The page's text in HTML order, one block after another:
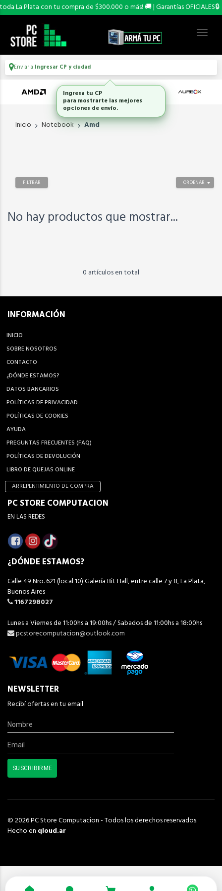
La Plata con tu compra de $300.000 o más! 🚚 | Garantías OFICIALES🔒
Enviar a Ingresar CP y ciudad
Inicio Notebook Amd
ORDENAR
FILTRAR
No hay productos que mostrar...
0 artículos en total
INFORMACIÓN
INICIO
SOBRE NOSOTROS
CONTACTO
¿DÓNDE ESTAMOS?
DATOS BANCARIOS
POLÍTICAS DE PRIVACIDAD
POLÍTICAS DE COOKIES
AYUDA
PREGUNTAS FRECUENTES (FAQ)
POLÍTICAS DE DEVOLUCIÓN
LIBRO DE QUEJAS ONLINE
ARREPENTIMIENTO DE COMPRA
PC STORE COMPUTACION
EN LAS REDES
¿DÓNDE ESTAMOS?
Calle 49 Nro. 621 (local 10) Galería Bit Hall, entre calle 7 y 8, La Plata,
Buenos Aires
1167298027
Lunes a Viernes de 11:00hs a 19:00hs / Sabados de 11:00hs a 18:00hs
pcstorecomputacion@outlook.com
NEWSLETTER
Recibí ofertas en tu email
© 2026 PC Store Computacion - Todos los derechos reservados.
Hecho en qloud.ar
Ingresa tu CP
para mostrarte las mejores
opciones de envío.